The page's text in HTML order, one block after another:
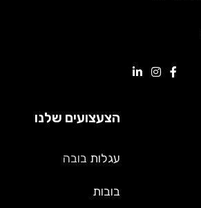
הצעצועים שלנו
עגלות בובה
בובות